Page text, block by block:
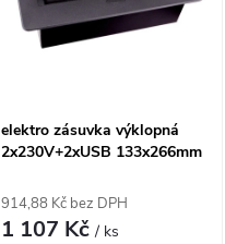
elektro zásuvka výklopná
2x230V+2xUSB 133x266mm
914,88 Kč bez DPH
1 107 Kč/ ks